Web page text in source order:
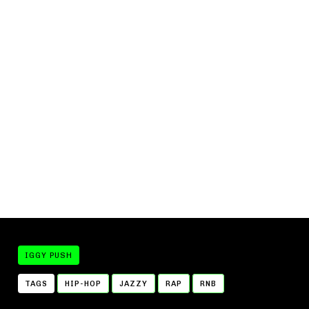
IGGY PUSH
TAGS HIP-HOP JAZZY RAP RNB